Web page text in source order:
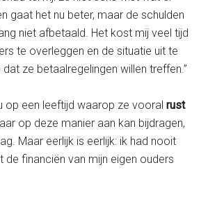
gaat het nu beter, maar de schulden
niet afbetaald. Het kost mij veel tijd
te overleggen en de situatie uit te
dat ze betaalregelingen willen treffen.”
op een leeftijd waarop ze vooralrust
op deze manier aan kan bijdragen,
Maar eerlijk is eerlijk: ik had nooit
financiën van mijn eigen ouders